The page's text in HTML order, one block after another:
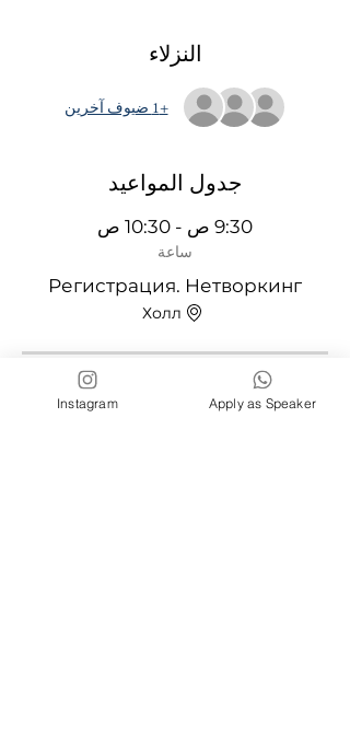
النزلاء
+1 ضيوف آخرين
جدول المواعيد
9:30 ص - 10:30 ص
ساعة
Регистрация. Нетворкинг
Холл
Instagram Apply as Speaker